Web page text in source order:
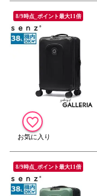
8/9時点_ポイント最大11倍
8/9時点_ポイント最大11倍